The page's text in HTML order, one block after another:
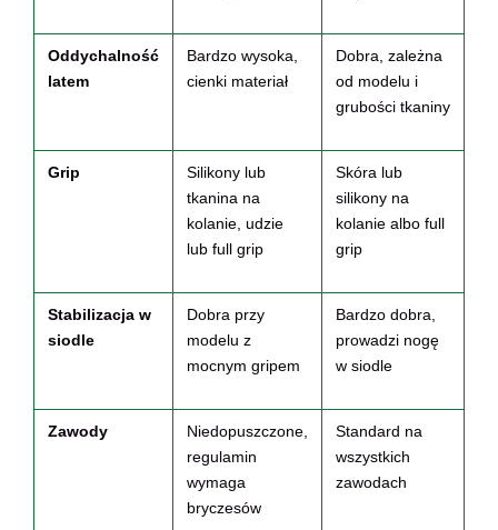
Oddychalność
latem
Bardzo wysoka,
cienki materiał
Dobra, zależna
od modelu i
grubości tkaniny
Grip
Silikony lub
tkanina na
kolanie, udzie
lub full grip
Skóra lub
silikony na
kolanie albo full
grip
Stabilizacja w
siodle
Dobra przy
modelu z
mocnym gripem
Bardzo dobra,
prowadzi nogę
w siodle
Zawody
Niedopuszczone,
regulamin
wymaga
bryczesów
Standard na
wszystkich
zawodach